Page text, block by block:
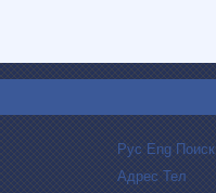
Рус Eng Поиск
Адрес Тел